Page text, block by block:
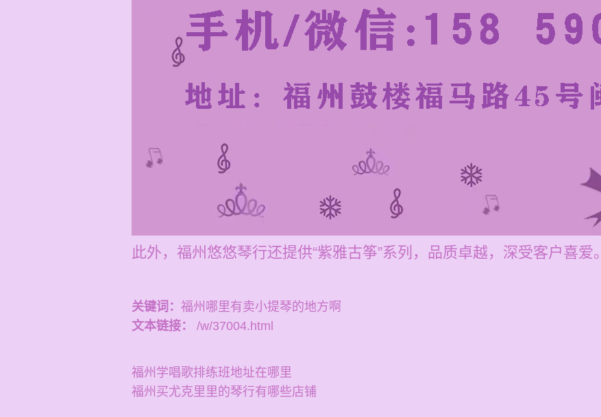
此外，福州悠悠琴行还提供“紫雅古筝”系列，品质卓越，深受客户喜爱。
关键词： 福州哪里有卖小提琴的地方啊
文本链接：
/w/37004.html
福州学唱歌排练班地址在哪里
福州买尤克里里的琴行有哪些店铺